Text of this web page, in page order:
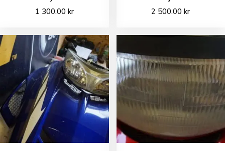
1 300.00 kr 2 500.00kr